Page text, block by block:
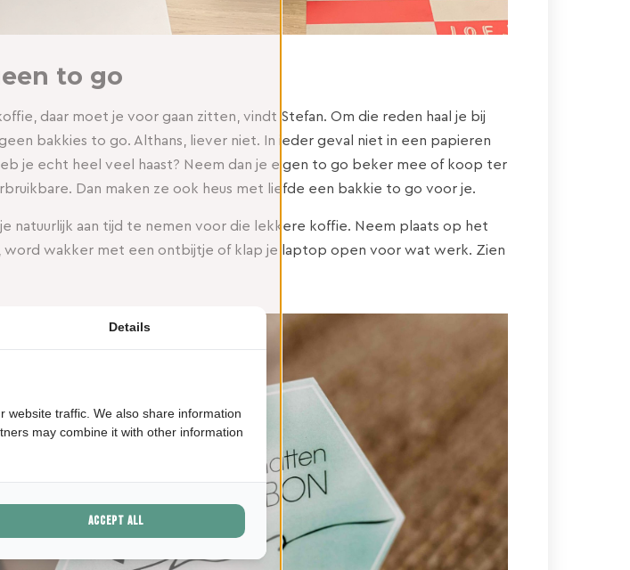
to go
daar moet je voor gaan zitten, vindt Stefan. Om die reden haal je bij
bakkies to go. Althans, liever niet. In ieder geval niet in een papieren
je echt heel veel haast? Neem dan je eigen to go beker mee of koop ter
Dan maken ze ook heus met liefde een bakkie to go voor je.
je natuurlijk aan tijd te nemen voor die lekkere koffie. Neem plaats op het
word wakker met een ontbijtje of klap je laptop open voor wat werk. Zien
Details
website traffic. We also share information
may combine it with other information
Accept all